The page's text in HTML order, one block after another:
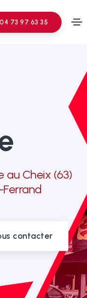
04 73 97 63 35
au Cheix (63)
contacter